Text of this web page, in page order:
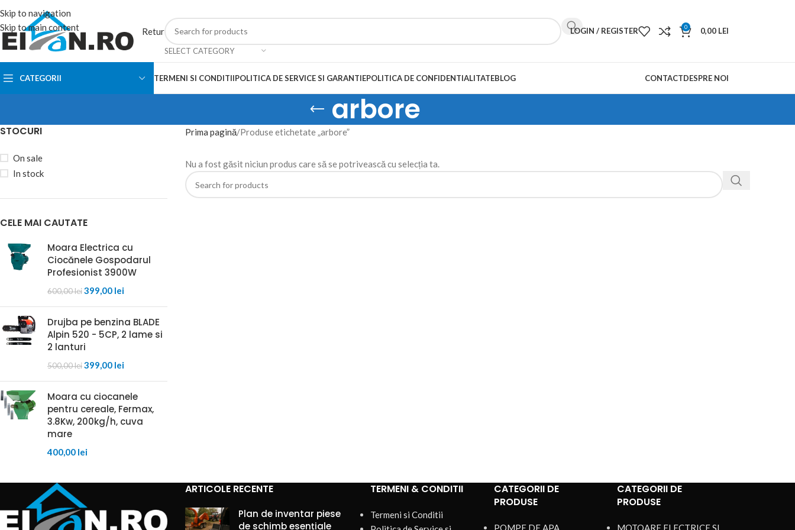
Skip to navigation
Skip to main content
Retur
SELECT CATEGORY
LOGIN / REGISTER 0 0,00 LEI
CATEGORII TERMENI SI CONDITIIPOLITICA DE SERVICE SI GARANTIEPOLITICA DE CONFIDENTIALITATEBLOG CONTACTDESPRE NOI
arbore
STOCURI
On sale
In stock
CELE MAI CAUTATE
Moara Electrica cu
Ciocănele Gospodarul
Profesionist 3900W
600,00lei399,00 lei
Drujba pe benzina BLADE
Alpin 520 - 5CP, 2 lame si
2 lanturi
500,00lei399,00 lei
Moara cu ciocanele
pentru cereale, Fermax,
3.8Kw, 200kg/h, cuva
mare
400,00 lei
Prima pagină Produse etichetate „arbore”
Nu a fost găsit niciun produs care să se potrivească cu selecția ta.
ARTICOLE RECENTE
Plan de inventar piese
de schimb esențiale
TERMENI & CONDITII
Termeni si Conditii
CATEGORII DE
PRODUSE
POMPE DE APA
CATEGORII DE
PRODUSE
MOTOARE ELECTRICE SI